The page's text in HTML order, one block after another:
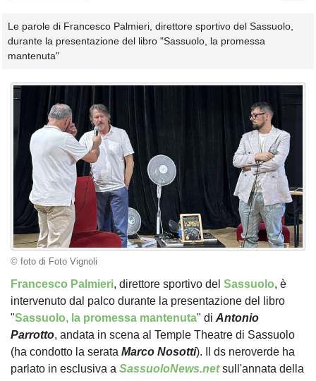
Le parole di Francesco Palmieri, direttore sportivo del Sassuolo,
durante la presentazione del libro "Sassuolo, la promessa
mantenuta"
© foto di Foto Vignoli
Francesco Palmieri, direttore sportivo del Sassuolo, è
intervenuto dal palco durante la presentazione del libro
"Sassuolo, la promessa mantenuta" di Antonio
Parrotto, andata in scena al Temple Theatre di Sassuolo
(ha condotto la serata Marco Nosotti). Il ds neroverde ha
parlato in esclusiva a SassuoloNews.netsull'annata della